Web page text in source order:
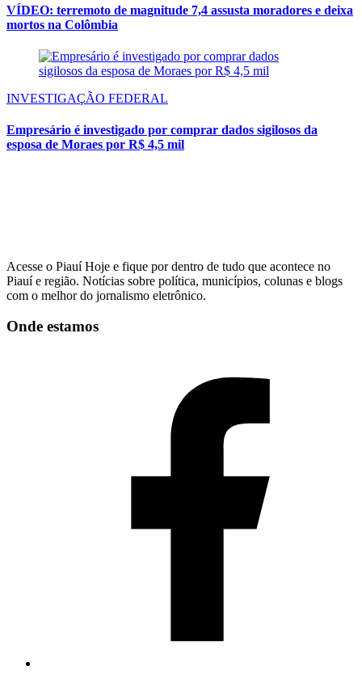
VÍDEO: terremoto de magnitude 7,4 assusta moradores e deixa
mortos na Colômbia
INVESTIGAÇÃO FEDERAL
Empresário é investigado por comprar dados sigilosos da
esposa de Moraes por R$ 4,5 mil
Acesse o Piauí Hoje e fique por dentro de tudo que acontece no
Piauí e região. Notícias sobre política, municípios, colunas e blogs
com o melhor do jornalismo eletrônico.
Onde estamos